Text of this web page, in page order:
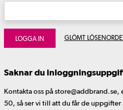
LOGGA IN GLÖMT
Saknar du
Kontakta oss på
50, så ser vi till att du får de uppgifter